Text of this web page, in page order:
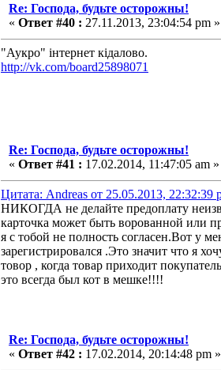
Re: Господа, будьте осторожны!
« Ответ #40 : 27.11.2013, 23:04:54 pm »
"Аукро" інтернет кідалово.
http://vk.com/board25898071
Re: Господа, будьте осторожны!
« Ответ #41 : 17.02.2014, 11:47:05 am »
Цитата: Andreas от 25.05.2013, 22:32:39
НИКОГДА не делайте предоплату
карточка может быть ворованной или
я с тобой не полность согласен.Вот у
зарегистрировался .Это значит что я
товор , когда товар приходит
это всегда был кот в мешке!!!!
Re: Господа, будьте осторожны!
« Ответ #42 : 17.02.2014, 20:14:48 pm »